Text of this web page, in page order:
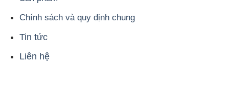
Chính sách và quy định chung
Tin tức
Liên hệ